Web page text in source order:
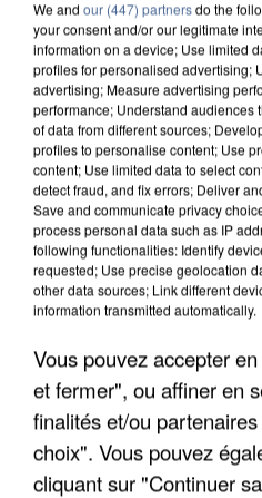
APRÈS TOUTES CES
DE FAUNE SAUVAGE
We and our (447) partnersdo the
your consent and/or our legitimate
information on a device; Use limited
profiles for personalised advertising;
advertising; Measure advertising
performance; Understand audiences
of data from different sources;
profiles to personalise content; Use
content; Use limited data to select
detect fraud, and fix errors; Deliver
Save and communicate privacy
process personal data such as IP
following functionalities: Identify
requested; Use precise geolocation
other data sources; Link different
information transmitted automatically.
Vous pouvez accepter
et fermer", ou affiner en
finalités et/ou
choix". Vous pouvez
cliquant sur "Continuer